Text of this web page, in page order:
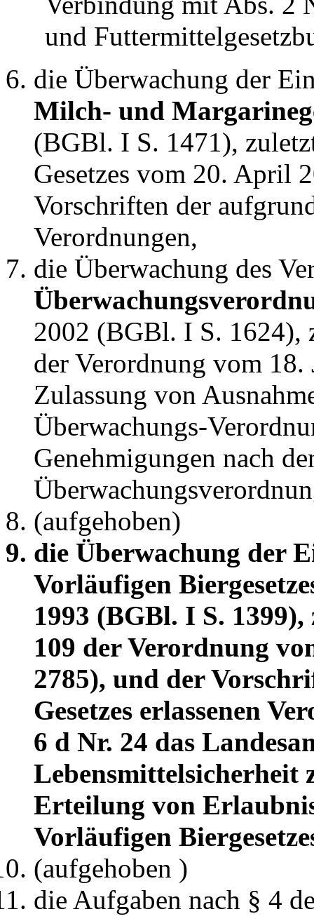
und
die Überwachung der
Milch- und
(BGBl. I S. 1471),
Gesetzes vom 20. April
Vorschriften der
Verordnungen,
die Überwachung des
2002 (BGBl. I S. 1624),
der Verordnung vom
Zulassung von
Überwachungs-
Genehmigungen nach
(aufgehoben)
die Überwachung der
Vorläufigen
1993 (BGBl. I S.
109 der Verordnung
2785), und der
Gesetzes erlassenen
6 d Nr. 24 das
Lebensmittelsicherheit
Erteilung von
Vorläufigen
(aufgehoben )
die Aufgaben nach § 4